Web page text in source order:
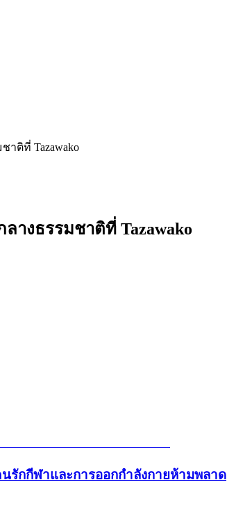
ติที่ Tazawako
างธรรมชาติที่ Tazawako
รักกีฬาและการออกกำลังกายห้ามพลาด